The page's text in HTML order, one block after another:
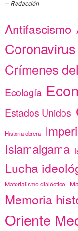
Redacción
Antifascismo
Coronavirus
Crímenes
Ecología
Estados Unidos
Historia obrera
Islamalgama
Lucha
Materialismo dialéctico
Memoria
Oriente